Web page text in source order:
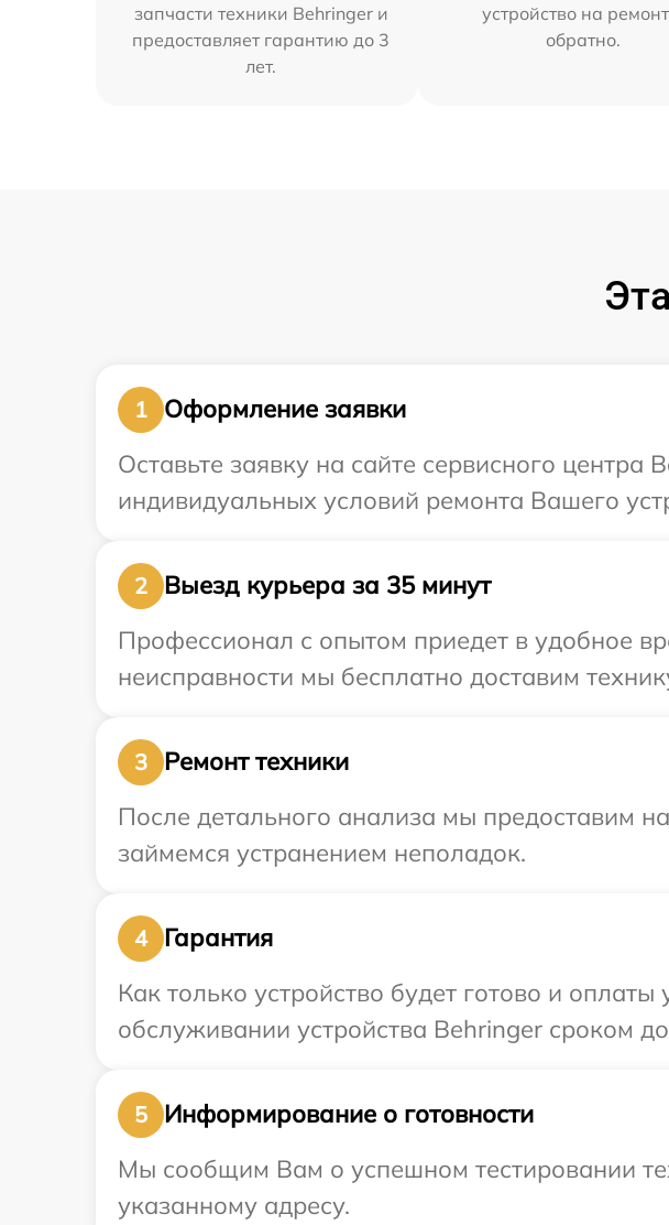
запчасти техники Behringer и
предоставляет гарантию до 3
лет.
устройство на
обратно.
1
Оформление заявки
Оставьте заявку на сайте сервисного
индивидуальных условий ремонта Вашего
2
Выезд курьера за 35 минут
Профессионал с опытом приедет в удобное
неисправности мы бесплатно доставим
3
Ремонт техники
После детального анализа мы предоставим
займемся устранением неполадок.
4
Гарантия
Как только устройство будет готово и
обслуживании устройства Behringer сроком
5
Информирование о готовности
Мы сообщим Вам о успешном тестировании
указанному адресу.